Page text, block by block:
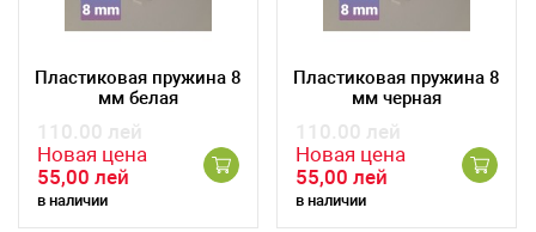
Пластиковая пружина 8
мм белая
110.00 лей
Новая цена
55,00 лей
в наличии
Пластиковая пружина 8
мм черная
110.00 лей
Новая цена
55,00 лей
в наличии